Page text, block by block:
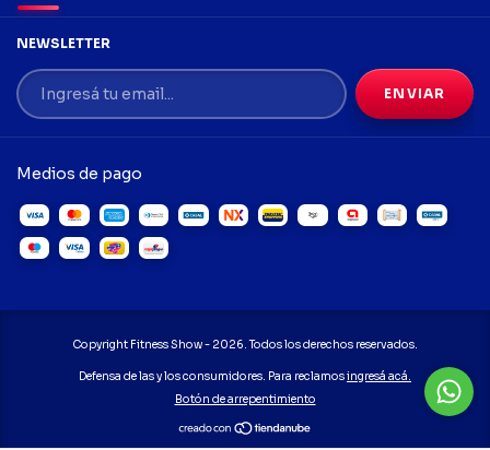
NEWSLETTER
Medios de pago
Copyright Fitness Show - 2026. Todos los derechos reservados.
Defensa de las y los consumidores. Para reclamosingresá acá.
Botón de arrepentimiento